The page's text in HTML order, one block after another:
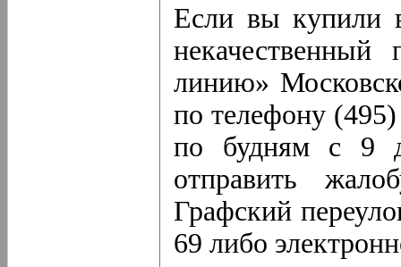
Если вы купили
линию»
по телефону
по будням с 9
отправить
Графский
69 либо